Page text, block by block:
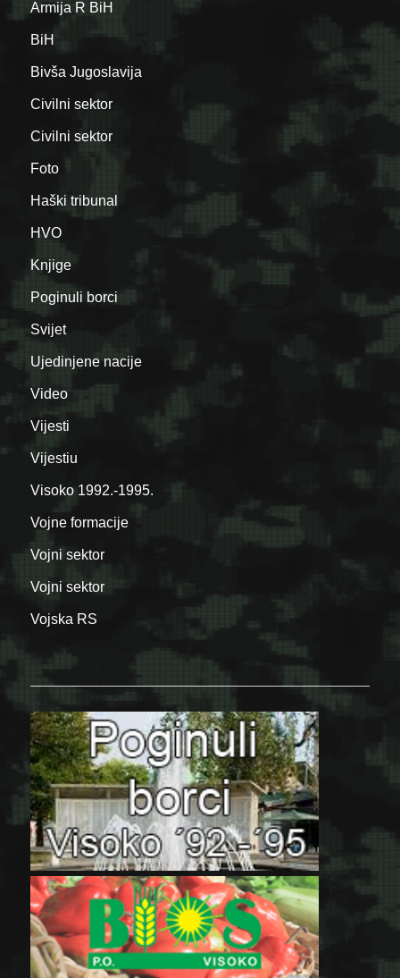
Armija R BiH
BiH
Bivša Jugoslavija
Civilni sektor
Civilni sektor
Foto
Haški tribunal
HVO
Knjige
Poginuli borci
Svijet
Ujedinjene nacije
Video
Vijesti
Vijestiu
Visoko 1992.-1995.
Vojne formacije
Vojni sektor
Vojni sektor
Vojska RS